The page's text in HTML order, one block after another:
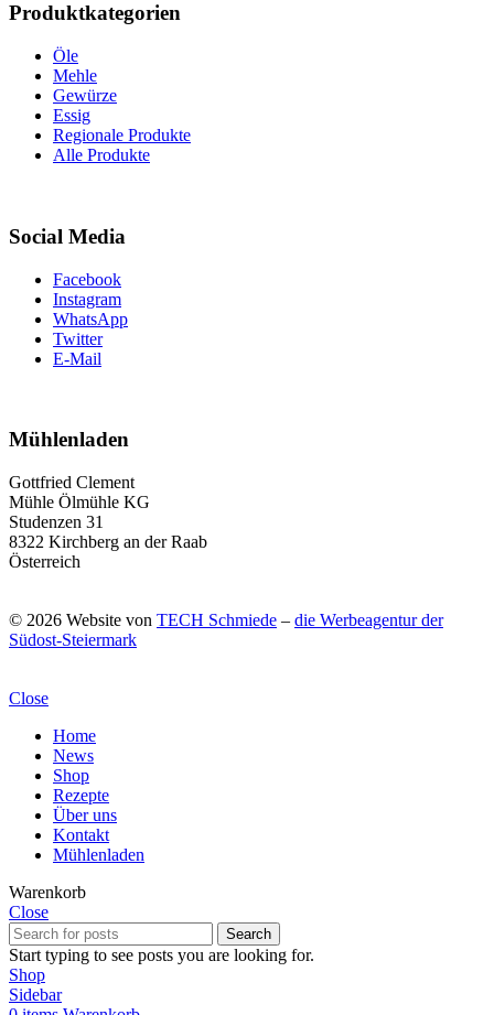
Produktkategorien
Öle
Mehle
Gewürze
Essig
Regionale Produkte
Alle Produkte
Social Media
Facebook
Instagram
WhatsApp
Twitter
E-Mail
Mühlenladen
Gottfried Clement
Mühle Ölmühle KG
Studenzen 31
8322 Kirchberg an der Raab
Österreich
© 2026 Website von TECH Schmiede – die Werbeagentur der
Südost-Steiermark
Close
Home
News
Shop
Rezepte
Über uns
Kontakt
Mühlenladen
Warenkorb
Close
Search
Start typing to see posts you are looking for.
Shop
Sidebar